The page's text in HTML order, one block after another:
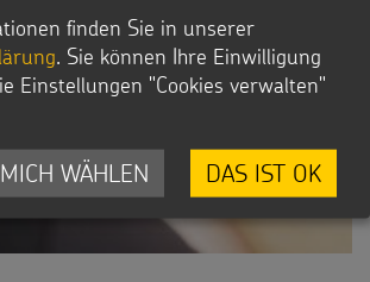
finden Sie in unserer
. Sie können Ihre Einwilligung
Einstellungen "Cookies verwalten"
WÄHLEN DAS IST OK